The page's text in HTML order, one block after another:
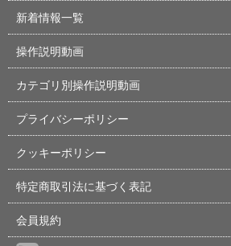
新着情報一覧
操作説明動画
カテゴリ別操作説明動画
プライバシーポリシー
クッキーポリシー
特定商取引法に基づく表記
会員規約